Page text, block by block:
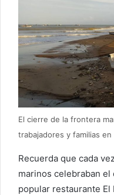
El cierre de la frontera
trabajadores y familias
Recuerda que cada
marinos celebraban
popular restaurante El